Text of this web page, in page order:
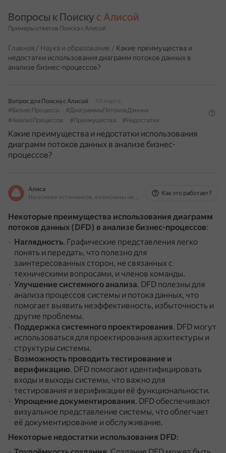
Вопросы к Поиску с Алисой
Примеры ответов Поиска с Алисой
Главная / Наука и образование / Какие преимущества и
недостатки использования диаграмм потоков данных в
анализе бизнес-процессов?
Вопрос для Поиска с Алисой
19 марта
#БизнесПроцессы
#ДиаграммыПотоковДанных
#АнализПроцессов
#Преимущества #Недостатки
Какие преимущества и недостатки использования
диаграмм потоков данных в анализе бизнес-
процессов?
Алиса
На основе источников, возможны неточности
Как это работает?
Некоторые преимущества использования диаграмм
потоков данных (DFD) в анализе бизнес-процессов:
Наглядность. Графические представления легко
понять и передать, что полезно для
заинтересованных сторон, не связанных с
техническими вопросами, и членов команды.
Улучшение системного анализа. DFD полезны для
анализа процессов системы и потока данных, что
помогает выявить неэффективность, избыточность и
другие проблемы.
Поддержка системного проектирования. DFD могут
использоваться для проектирования архитектуры и
структуры системы.
Возможность проводить тестирование и
верификацию. DFD помогают идентифицировать
входы и выходы системы, что важно для
тестирования и верификации её функциональности.
Упрощение документирования. DFD обеспечивают
визуальное представление системы, что облегчает
её документирование и обслуживание.
Некоторые недостатки использования DFD: